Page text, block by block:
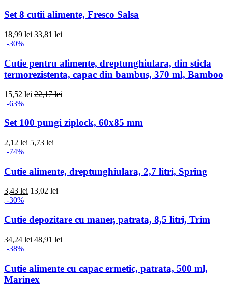
Set 8 cutii alimente, Fresco Salsa
18,99 lei 33,81 lei
-30%
Cutie pentru alimente, dreptunghiulara, din sticla
termorezistenta, capac din bambus, 370 ml, Bamboo
15,52 lei 22,17 lei
-63%
Set 100 pungi ziplock, 60x85 mm
2,12 lei 5,73 lei
-74%
Cutie alimente, dreptunghiulara, 2,7 litri, Spring
3,43 lei 13,02 lei
-30%
Cutie depozitare cu maner, patrata, 8,5 litri, Trim
34,24 lei 48,91 lei
-38%
Cutie alimente cu capac ermetic, patrata, 500 ml,
Marinex